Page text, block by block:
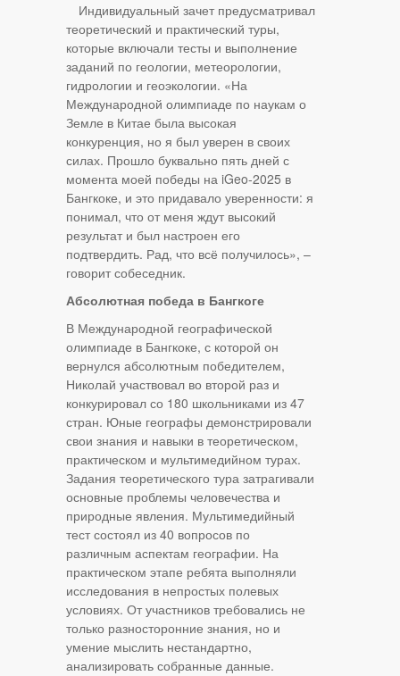
Индивидуальный зачет предусматривал
теоретический и практический туры,
которые включали тесты и выполнение
заданий по геологии, метеорологии,
гидрологии и геоэкологии. «На
Международной олимпиаде по наукам о
Земле в Китае была высокая
конкуренция, но я был уверен в своих
силах. Прошло буквально пять дней с
момента моей победы на iGeo-2025 в
Бангкоке, и это придавало уверенности: я
понимал, что от меня ждут высокий
результат и был настроен его
подтвердить. Рад, что всё получилось», –
говорит собеседник.
Абсолютная победа в Бангкоге
В Международной географической
олимпиаде в Бангкоке, с которой он
вернулся абсолютным победителем,
Николай участвовал во второй раз и
конкурировал со 180 школьниками из 47
стран. Юные географы демонстрировали
свои знания и навыки в теоретическом,
практическом и мультимедийном турах.
Задания теоретического тура затрагивали
основные проблемы человечества и
природные явления. Мультимедийный
тест состоял из 40 вопросов по
различным аспектам географии. На
практическом этапе ребята выполняли
исследования в непростых полевых
условиях. От участников требовались не
только разносторонние знания, но и
умение мыслить нестандартно,
анализировать собранные данные.